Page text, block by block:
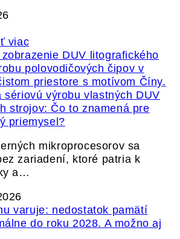
viac
sériovú výrobu vlastných DUV
strojov: Čo to znamená pre
priemysel?
mikroprocesorov sa
zariadení, ktoré patria k
a…